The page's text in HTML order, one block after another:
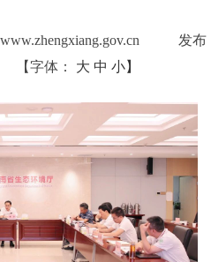
发布
【字体： 大 中 小】